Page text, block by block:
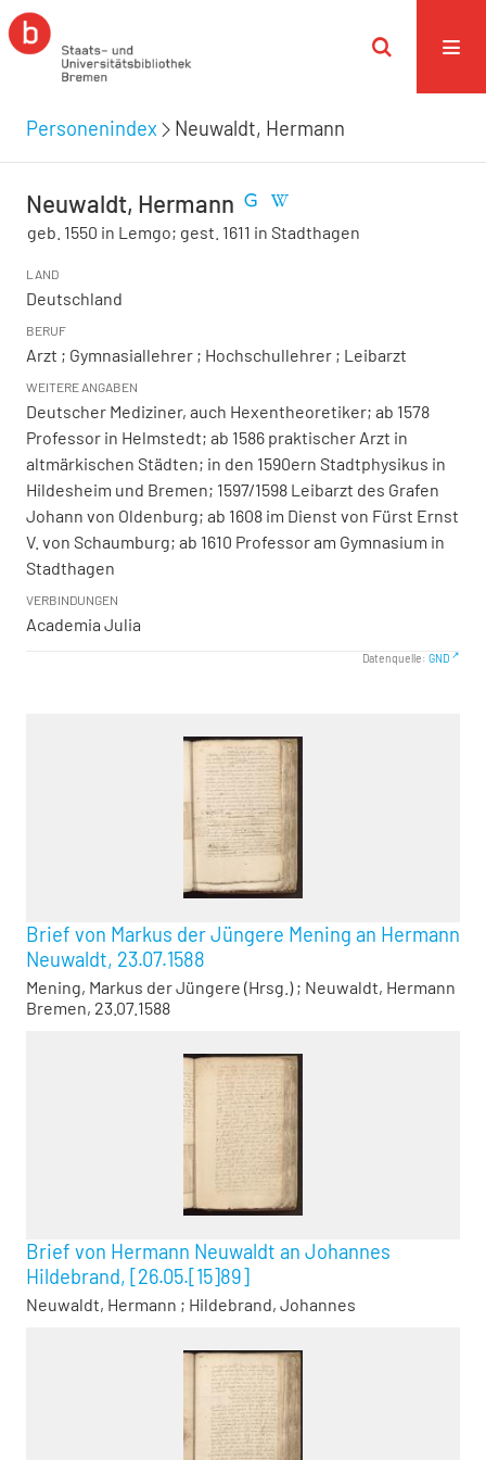
Personenindex Neuwaldt, Hermann
Neuwaldt, Hermann
geb. 1550 in Lemgo; gest. 1611 in Stadthagen
LAND
Deutschland
BERUF
Arzt ; Gymnasiallehrer ; Hochschullehrer ; Leibarzt
WEITERE ANGABEN
Deutscher Mediziner, auch Hexentheoretiker; ab 1578
Professor in Helmstedt; ab 1586 praktischer Arzt in
altmärkischen Städten; in den 1590ern Stadtphysikus in
Hildesheim und Bremen; 1597/1598 Leibarzt des Grafen
Johann von Oldenburg; ab 1608 im Dienst von Fürst Ernst
V. von Schaumburg; ab 1610 Professor am Gymnasium in
Stadthagen
VERBINDUNGEN
Academia Julia
Datenquelle: GND
Brief von Markus der Jüngere Mening an Hermann
Neuwaldt, 23.07.1588
Mening, Markus der Jüngere (Hrsg.); Neuwaldt, Hermann
Bremen, 23.07.1588
Brief von Hermann Neuwaldt an Johannes
Hildebrand, [26.05.[15]89]
Neuwaldt, Hermann ; Hildebrand, Johannes